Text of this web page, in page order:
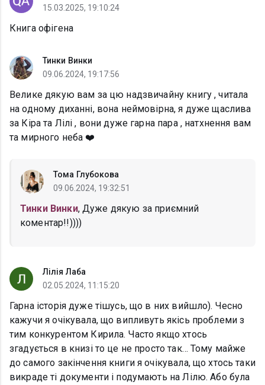
15.03.2025, 19:10:24
Книга офігена
Тинки Винки
09.06.2024, 19:17:56
Велике дякую вам за цю надзвичайну книгу , читала
на одному диханні, вона неймовірна, я дуже щаслива
за Кіра та Лілі , вони дуже гарна пара , натхнення вам
та мирного неба ❤️
Тома Глубокова
09.06.2024, 19:32:51
Тинки Винки, Дуже дякую за приємний
коментар!!))))
Лілія Лаба
02.05.2024, 11:15:20
Гарна історія дуже тішусь, що в них вийшло). Чесно
кажучи я очікувала, що випливуть якісь проблеми з
тим конкурентом Кирила. Часто якщо хтось
згадується в книзі то це не просто так… Тому майже
до самого закінчення книги я очікувала, що хтось таки
викраде ті документи і подумають на Лілю. Або була